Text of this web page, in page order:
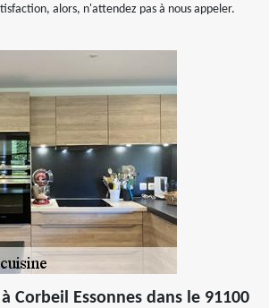
alors, n'attendez pas à nous appeler.
Corbeil Essonnes dans le 91100